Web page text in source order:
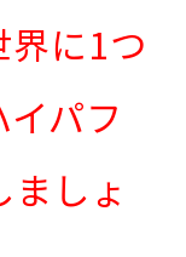
界に1つ
パフ
しょ